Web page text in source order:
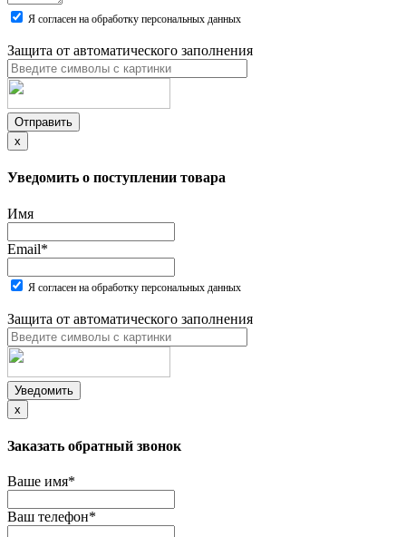
Я согласен на обработку персональных данных
Защита от автоматического заполнения
Отправить
x
Уведомить о поступлении товара
Имя
Email*
Я согласен на обработку персональных данных
Защита от автоматического заполнения
Уведомить
x
Заказать обратный звонок
Ваше имя*
Ваш телефон*